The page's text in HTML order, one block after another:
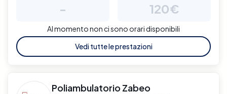
- 120€
Al momento non ci sono orari disponibili
Vedi tutte le prestazioni
Poliambulatorio Zabeo